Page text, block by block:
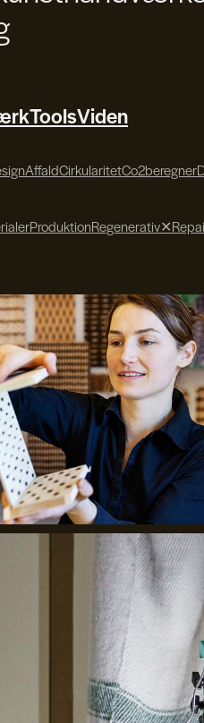
ToolsViden
AffaldCirkularitetCo2beregner
ProduktionRegenerativ✕